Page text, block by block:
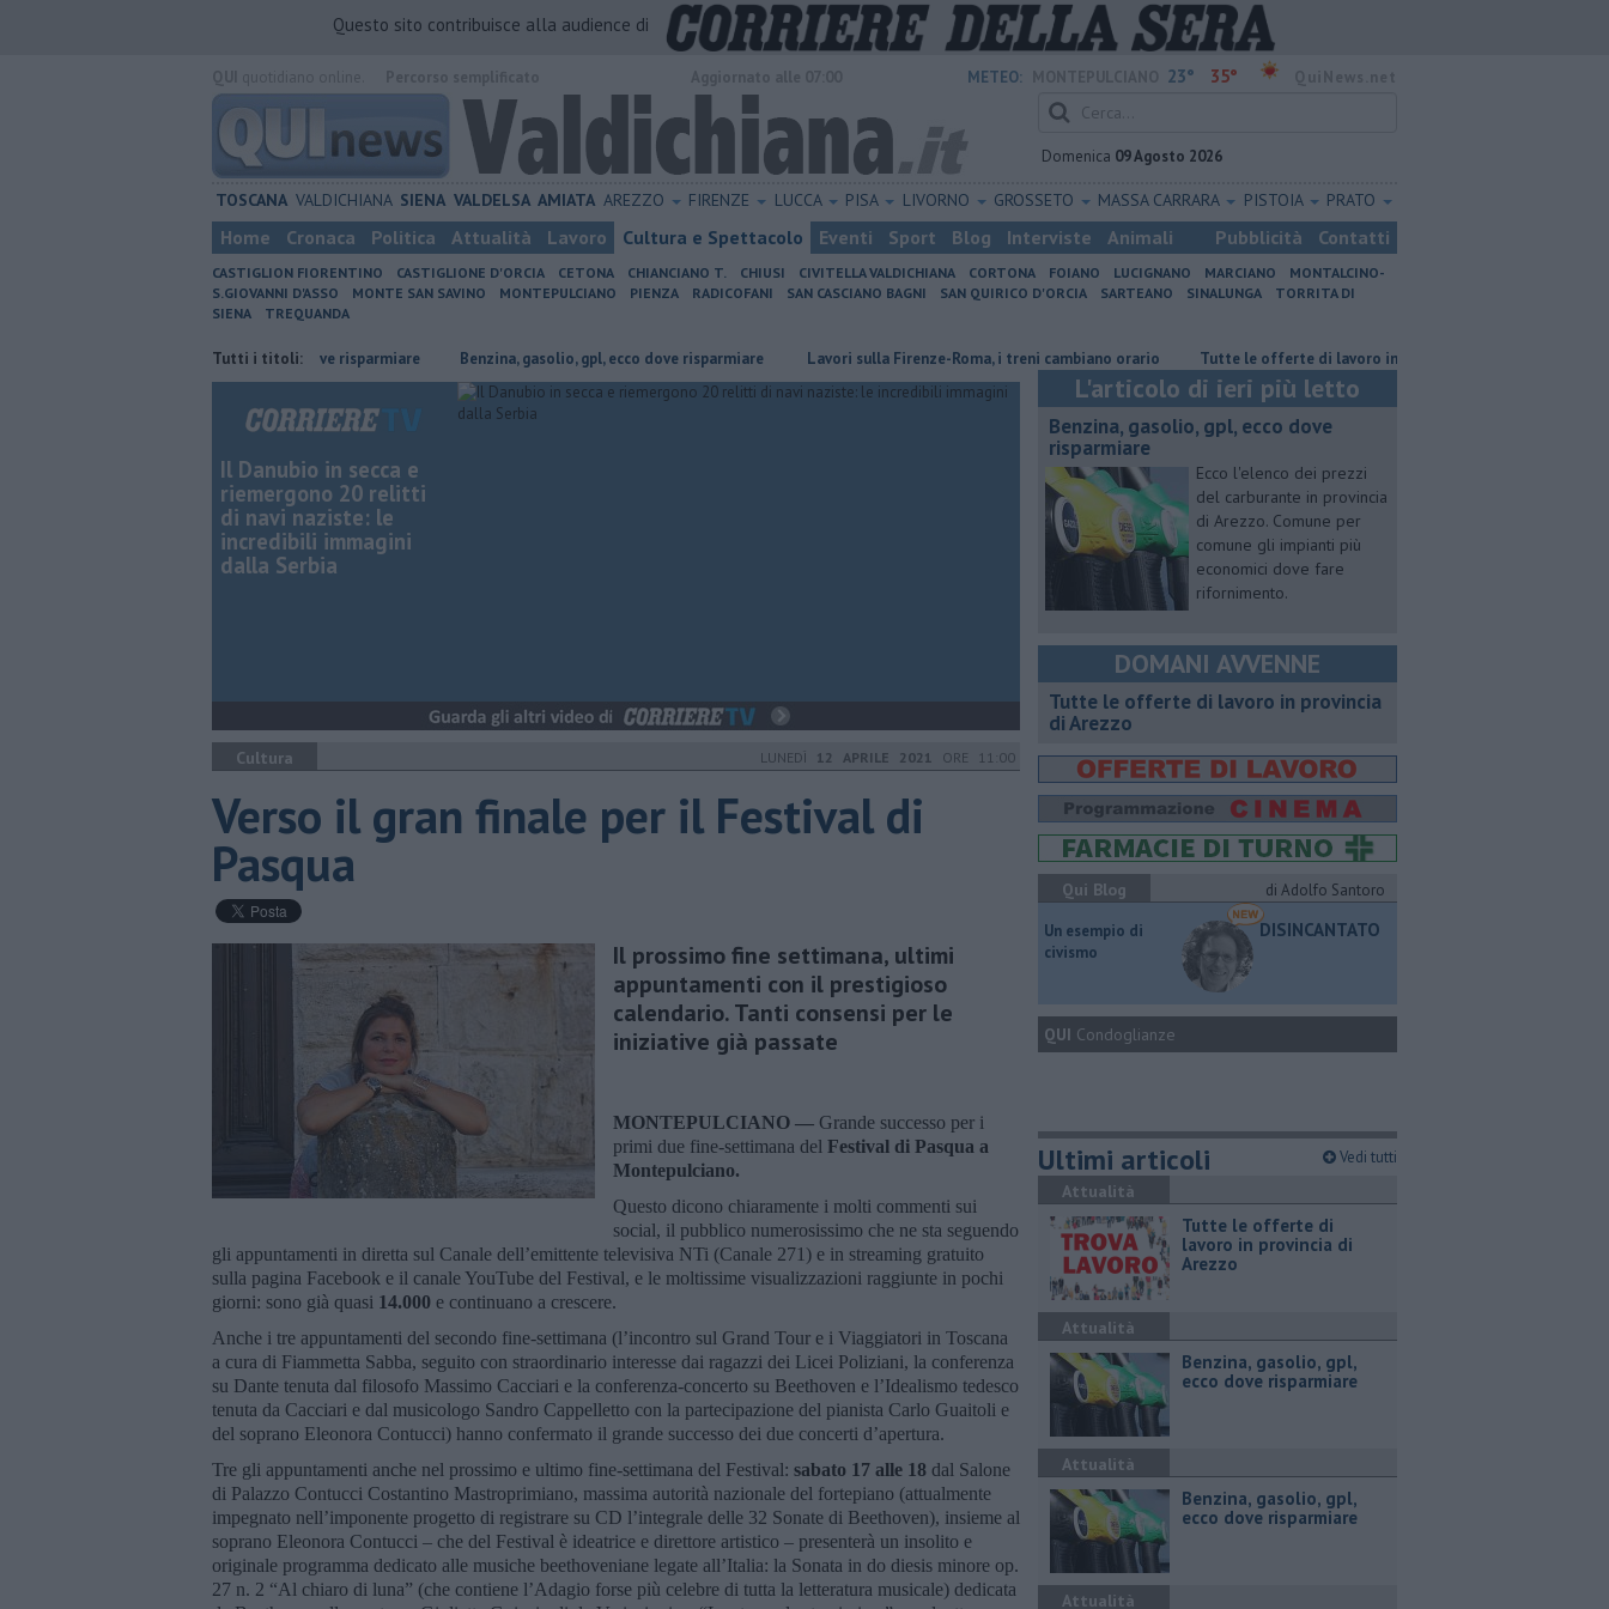
Questo sito contribuisce alla audience di
METEO: 23° 35°
Domenica 09 Agosto 2026
TOSCANA VALDICHIANA SIENA VALDELSA AMIATA AREZZO FIRENZE LUCCA PISA LIVORNO GROSSETO MASSA CARRARA PISTOIA PRATO
Home Cronaca Politica Attualità Lavoro Cultura e Spettacolo Eventi Sport Blog Interviste Animali Pubblicità Contatti
CASTIGLION FIORENTINO CASTIGLIONE D'ORCIA CETONA CHIANCIANO T. CHIUSI CIVITELLA VALDICHIANA CORTONA FOIANO LUCIGNANO MARCIANO
MONTALCINO-
S.GIOVANNI D'ASSO
MONTE SAN SAVINO MONTEPULCIANO PIENZA RADICOFANI SAN CASCIANO BAGNI SAN QUIRICO D'ORCIA SARTEANO SINALUNGA
TORRITA DI
SIENA
TREQUANDA
Tutti i titoli:
​Benzina, gasolio, gpl, ecco dove risparmiare ​Benzina, gasolio, gpl, ecco dove risparmiare Lavori sulla Firenze-Roma, i treni cambiano orario ​Tutte le offerte di lavoro in provincia di Arezzo
Il Danubio in secca e
riemergono 20 relitti
di navi naziste: le
incredibili immagini
dalla Serbia
Cultura LUNEDÌ 12 APRILE 2021 ORE 11:00
Verso il gran finale per il Festival di
Pasqua
Il prossimo fine settimana, ultimi
appuntamenti con il prestigioso
calendario. Tanti consensi per le
iniziative già passate
MONTEPULCIANO — Grande successo per i
primi due fine-settimana del Festival di Pasqua a
Montepulciano.
Questo dicono chiaramente i molti commenti sui
social, il pubblico numerosissimo che ne sta seguendo
gli appuntamenti in diretta sul Canale dell’emittente televisiva NTi (Canale 271) e in streaming gratuito
sulla pagina Facebook e il canale YouTube del Festival, e le moltissime visualizzazioni raggiunte in pochi
giorni: sono già quasi 14.000 e continuano a crescere.
Anche i tre appuntamenti del secondo fine-settimana (l’incontro sul Grand Tour e i Viaggiatori in Toscana
a cura di Fiammetta Sabba, seguito con straordinario interesse dai ragazzi dei Licei Poliziani, la conferenza
su Dante tenuta dal filosofo Massimo Cacciari e la conferenza-concerto su Beethoven e l’Idealismo tedesco
tenuta da Cacciari e dal musicologo Sandro Cappelletto con la partecipazione del pianista Carlo Guaitoli e
del soprano Eleonora Contucci) hanno confermato il grande successo dei due concerti d’apertura.
Tre gli appuntamenti anche nel prossimo e ultimo fine-settimana del Festival: sabato 17 alle 18 dal Salone
di Palazzo Contucci Costantino Mastroprimiano, massima autorità nazionale del fortepiano (attualmente
impegnato nell’imponente progetto di registrare su CD l’integrale delle 32 Sonate di Beethoven), insieme al
soprano Eleonora Contucci – che del Festival è ideatrice e direttore artistico – presenterà un insolito e
originale programma dedicato alle musiche beethoveniane legate all’Italia: la Sonata in do diesis minore op.
27 n. 2 “Al chiaro di luna” (che contiene l’Adagio forse più celebre di tutta la letteratura musicale) dedicata
L'articolo di ieri più letto
​Benzina, gasolio, gpl, ecco dove
risparmiare
Ecco l'elenco dei prezzi
del carburante in provincia
di Arezzo. Comune per
comune gli impianti più
economici dove fare
rifornimento.
DOMANI AVVENNE
​Tutte le offerte di lavoro in provincia
di Arezzo
Qui Blog
di Adolfo Santoro
​Un esempio di
civismo
DISINCANTATO
QUI Condoglianze
Ultimi articoli Vedi tutti
Attualità
​Tutte le offerte di
lavoro in provincia di
Arezzo
Attualità
​Benzina, gasolio, gpl,
ecco dove risparmiare
Attualità
​Benzina, gasolio, gpl,
ecco dove risparmiare
Attualità